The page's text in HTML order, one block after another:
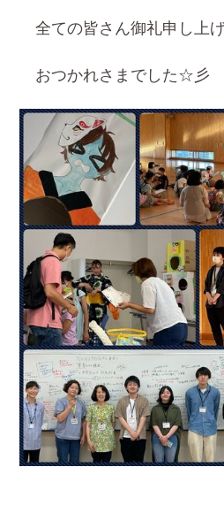
全ての皆さん御礼申し上げ
おつかれさまでした☆彡